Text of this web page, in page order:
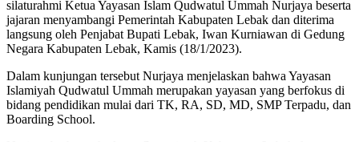
silaturahmi Ketua Yayasan Islam Qudwatul Ummah Nurjaya beserta
jajaran menyambangi Pemerintah Kabupaten Lebak dan diterima
langsung oleh Penjabat Bupati Lebak, Iwan Kurniawan di Gedung
Negara Kabupaten Lebak, Kamis (18/1/2023).
Dalam kunjungan tersebut Nurjaya menjelaskan bahwa Yayasan
Islamiyah Qudwatul Ummah merupakan yayasan yang berfokus di
bidang pendidikan mulai dari TK, RA, SD, MD, SMP Terpadu, dan
Boarding School.